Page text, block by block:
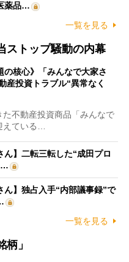
薬品…
一覧を見る
ストップ騒動の内幕
の核心》「みんなで大家さ
産投資トラブル“異常なく
不動産投資商品「みんなで
ている…
ん】二転三転した“成田プロ
…
ん】独占入手“内部議事録”で
一覧を見る
」